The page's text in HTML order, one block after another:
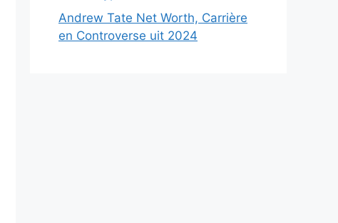
Andrew Tate Net Worth, Carrière
en Controverse uit 2024